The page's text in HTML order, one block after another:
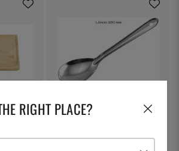
ÖSTLIN
RIGHT PLACE?